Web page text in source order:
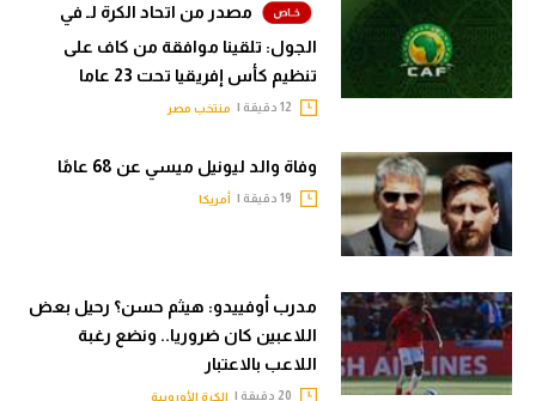
مصدر من اتحاد الكرة لـ في
الجول: تلقينا موافقة من كاف على
تنظيم كأس إفريقيا تحت 23 عاما
منتخب مصر
وفاة والد ليونيل ميسي عن 68 عامًا
أمريكا
مدرب أوفييدو: هيثم حسن؟ رحيل بعض
اللاعبين كان ضروريا.. ونضع رغبة
اللاعب بالاعتبار
الكرة الأوروبية